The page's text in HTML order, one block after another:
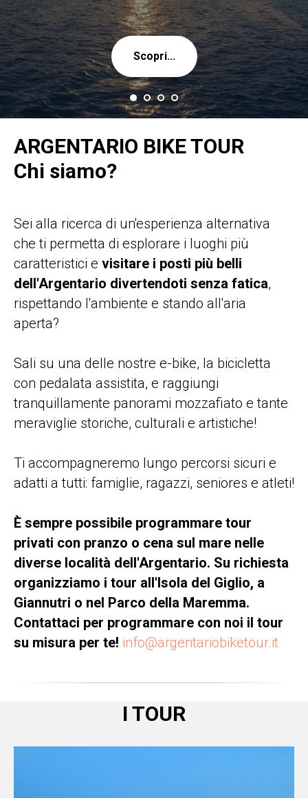
Scopri...
ARGENTARIO BIKE TOUR
Chi siamo?
Sei alla ricerca di un'esperienza alternativa
che ti permetta di esplorare i luoghi più
caratteristici e visitare i posti più belli
dell'Argentario divertendoti senza fatica,
rispettando l'ambiente e stando all'aria
aperta?
Sali su una delle nostre e-bike, la bicicletta
con pedalata assistita, e raggiungi
tranquillamente panorami mozzafiato e tante
meraviglie storiche, culturali e artistiche!
Ti accompagneremo lungo percorsi sicuri e
adatti a tutti: famiglie, ragazzi, seniores e atleti!
È sempre possibile programmare tour
privati con pranzo o cena sul mare nelle
diverse località dell'Argentario. Su richiesta
organizziamo i tour all'Isola del Giglio, a
Giannutri o nel Parco della Maremma.
Contattaci per programmare con noi il tour
su misura per te! info@argentariobiketour.it
I TOUR